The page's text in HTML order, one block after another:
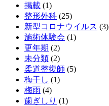
掲載 (1)
整形外科 (25)
新型コロナウイルス (3)
施術体験会 (1)
更年期 (2)
未分類 (2)
柔道整復師 (5)
梅干し (1)
梅雨 (4)
歯ぎしり (1)